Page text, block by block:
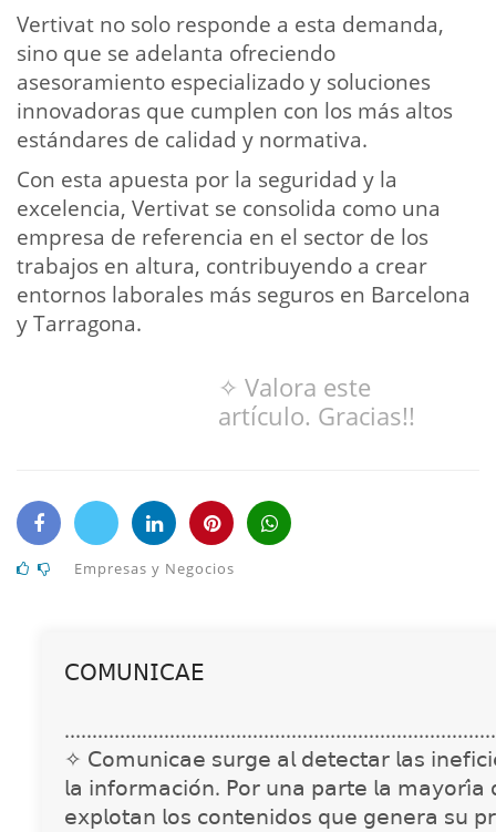
Vertivat no solo responde a esta demanda,
sino que se adelanta ofreciendo
asesoramiento especializado y soluciones
innovadoras que cumplen con los más altos
estándares de calidad y normativa.
Con esta apuesta por la seguridad y la
excelencia, Vertivat se consolida como una
empresa de referencia en el sector de los
trabajos en altura, contribuyendo a crear
entornos laborales más seguros en Barcelona
y Tarragona.
✧ Valora este
artículo. Gracias!!
Empresas y Negocios
𝖢𝖮𝖬𝖴𝖭𝖨𝖢𝖠𝖤
✧ 𝖢𝗈𝗆𝗎𝗇𝗂𝖼𝖺𝖾 𝗌𝗎𝗋𝗀𝖾 𝖺𝗅 𝖽𝖾𝗍𝖾𝖼𝗍𝖺𝗋 𝗅𝖺𝗌
𝗅𝖺 𝗂𝗇𝖿𝗈𝗋𝗆𝖺𝖼𝗂𝗈́𝗇. 𝖯𝗈𝗋 𝗎𝗇𝖺 𝗉𝖺𝗋𝗍𝖾 𝗅𝖺
𝖾𝗑𝗉𝗅𝗈𝗍𝖺𝗇 𝗅𝗈𝗌 𝖼𝗈𝗇𝗍𝖾𝗇𝗂𝖽𝗈𝗌 𝗊𝗎𝖾 𝗀𝖾𝗇𝖾𝗋𝖺 𝗌𝗎